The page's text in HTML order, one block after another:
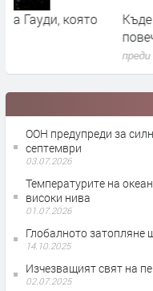
Къде са
повече от
ООН предупреди за
септември
03.07.2026
Температурите на
високи нива
01.07.2026
Глобалното затопляне
14.10.2025
Изчезващият свят на
02.07.2025